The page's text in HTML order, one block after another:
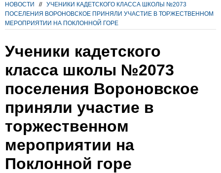
НОВОСТИ
//
УЧЕНИКИ КАДЕТСКОГО КЛАССА ШКОЛЫ №2073
ПОСЕЛЕНИЯ ВОРОНОВСКОЕ ПРИНЯЛИ УЧАСТИЕ В ТОРЖЕСТВЕННОМ
МЕРОПРИЯТИИ НА ПОКЛОННОЙ ГОРЕ
Ученики кадетского
класса школы №2073
поселения Вороновское
приняли участие в
торжественном
мероприятии на
Поклонной горе